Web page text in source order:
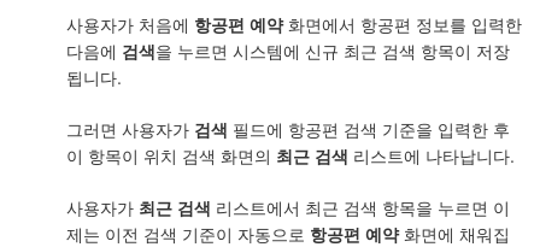
사용자가 처음에 항공편 예약화면에서 항공편 정보를 입력한
다음에 검색을 누르면 시스템에 신규 최근 검색 항목이 저장
됩니다.
그러면 사용자가 검색 필드에 항공편 검색 기준을 입력한 후
이 항목이 위치 검색 화면의 최근 검색 리스트에 나타납니다.
사용자가 최근 검색 리스트에서 최근 검색 항목을 누르면 이
제는 이전 검색 기준이 자동으로 항공편 예약화면에 채워집